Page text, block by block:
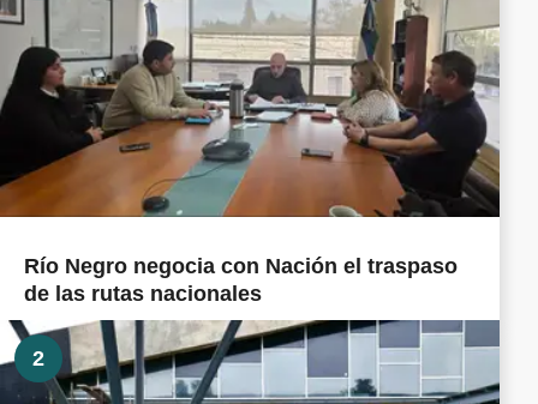
Río Negro negocia con Nación el traspaso
de las rutas nacionales
2